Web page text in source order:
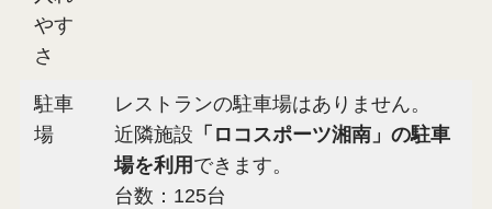
やす
さ
駐車
場
レストランの駐車場はありません。
近隣施設 「ロコスポーツ湘南」の駐車
場を利用 できます。
台数：125台